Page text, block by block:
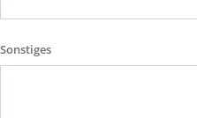
Sonstiges